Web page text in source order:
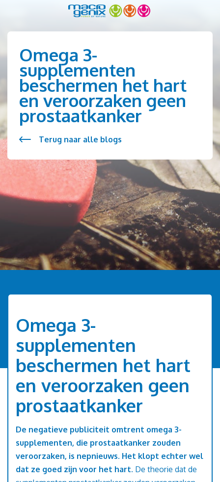
Omega 3-
supplementen
beschermen het hart
en veroorzaken geen
prostaatkanker
Terug naar alle blogs
Omega 3-
supplementen
beschermen het hart
en veroorzaken geen
prostaatkanker
De negatieve publiciteit omtrent omega 3-
supplementen, die prostaatkanker zouden
veroorzaken, is nepnieuws. Het klopt echter wel
dat ze goed zijn voor het hart. De theorie dat de